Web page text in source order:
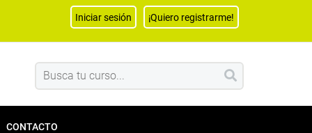
Iniciar sesión ¡Quiero registrarme!
CONTACTO